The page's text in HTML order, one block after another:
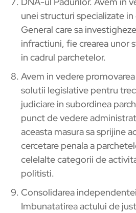
unei structuri specializate
General care sa
infractiuni, fie crearea unor
in cadrul parchetelor.
Avem in vedere
solutii legislative pentru
judiciare in subordinea
punct de vedere
aceasta masura sa sprijine
cercetare penala a
celelalte categorii de
politisti.
Consolidarea
Imbunatatirea actului de